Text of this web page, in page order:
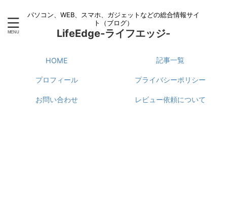
パソコン、WEB、スマホ、ガジェットなどの総合情報サイ
ト（ブログ）
LifeEdge-ライフエッジ-
HOME 記事一覧
プロフィール プライバシーポリシー
お問い合わせ レビュー依頼について